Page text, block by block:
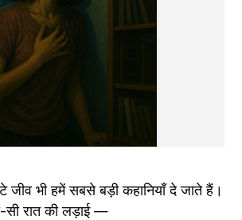
भी हमें सबसे बड़ी कहानियाँ दे जाते हैं।
सी रात की लड़ाई —